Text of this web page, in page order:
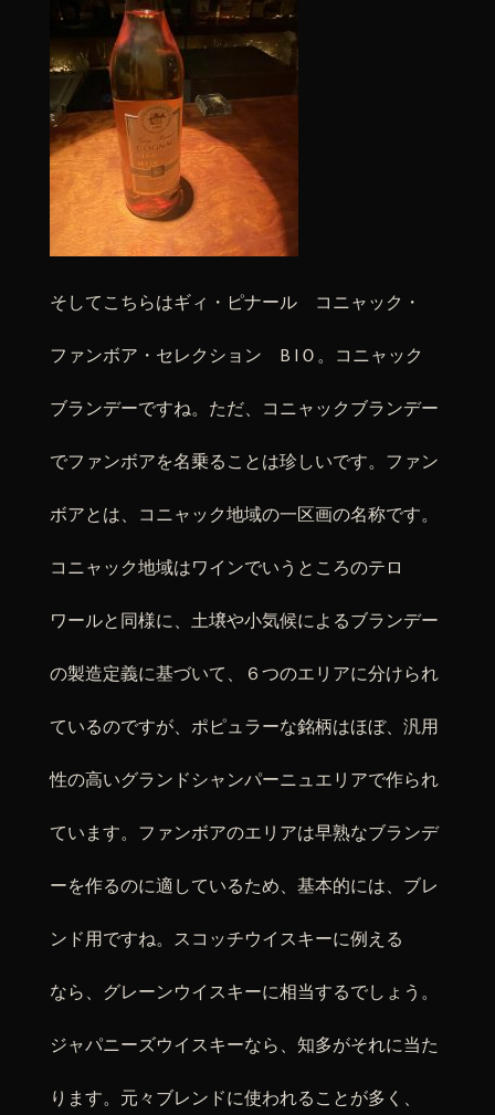
そしてこちらはギィ・ピナール コニャック・
ファンボア・セレクション B IＯ。コニャック
ブランデーですね。ただ、コニャックブランデー
でファンボアを名乗ることは珍しいです。ファン
ボアとは、コニャック地域の一区画の名称です。
コニャック地域はワインでいうところのテロ
ワールと同様に、土壌や小気候によるブランデー
の製造定義に基づいて、６つのエリアに分けられ
ているのですが、ポピュラーな銘柄はほぼ、汎用
性の高いグランドシャンパーニュエリアで作られ
ています。ファンボアのエリアは早熟なブランデ
ーを作るのに適しているため、基本的には、ブレ
ンド用ですね。スコッチウイスキーに例える
なら、グレーンウイスキーに相当するでしょう。
ジャパニーズウイスキーなら、知多がそれに当た
ります。元々ブレンドに使われることが多く、